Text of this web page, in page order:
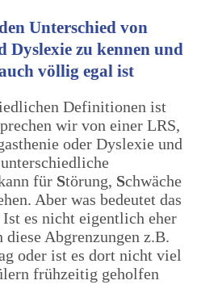
Unterschied von
Dyslexie zu kennen und
völlig egal ist
Definitionen ist
wir von einer LRS,
oder Dyslexie und
für Störung, Schwäche
Aber was bedeutet das
es nicht eigentlich eher
diese Abgrenzungen z.B.
oder ist es dort nicht viel
frühzeitig geholfen